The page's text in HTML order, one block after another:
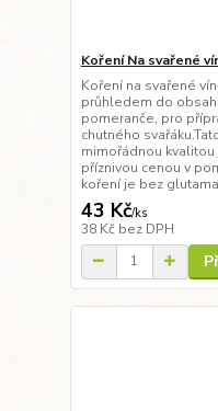
Koření Na svařené
Koření na svařené
průhledem do
pomeranče, pro
chutného
mimořádnou
příznivou cenou v
koření je bez
43 Kč/ks
38 Kč bez DPH